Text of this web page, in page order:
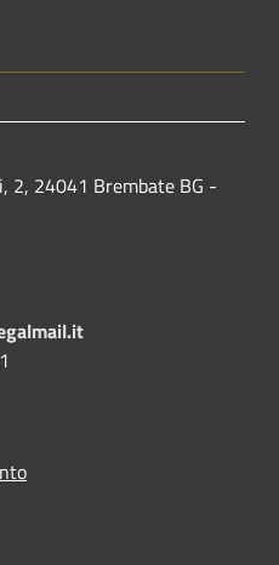
2, 24041 Brembate BG -